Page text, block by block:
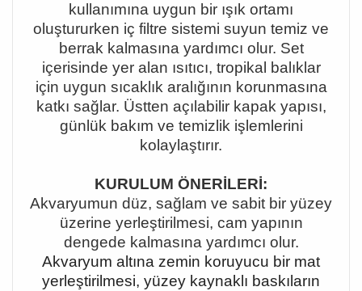
kullanımına uygun bir ışık ortamı
oluştururken iç filtre sistemi suyun temiz ve
berrak kalmasına yardımcı olur. Set
içerisinde yer alan ısıtıcı, tropikal balıklar
için uygun sıcaklık aralığının korunmasına
katkı sağlar. Üstten açılabilir kapak yapısı,
günlük bakım ve temizlik işlemlerini
kolaylaştırır.
KURULUM ÖNERİLERİ:
Akvaryumun düz, sağlam ve sabit bir yüzey
üzerine yerleştirilmesi, cam yapının
dengede kalmasına yardımcı olur.
Akvaryum altına zemin koruyucu bir mat
yerleştirilmesi, yüzey kaynaklı baskıların